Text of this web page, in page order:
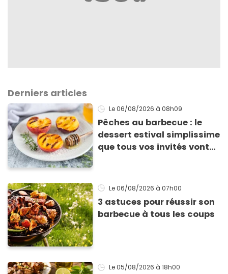
Derniers articles
Le 06/08/2026 à 08h09
Pêches au barbecue : le
dessert estival simplissime
que tous vos invités vont
Le 06/08/2026 à 07h00
3 astuces pour réussir son
barbecue à tous les coups
Le 05/08/2026 à 18h00